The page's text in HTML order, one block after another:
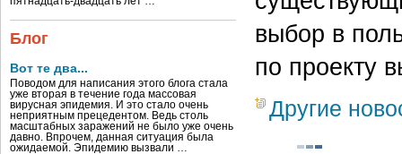
Блог
Вот те два...
Поводом для написания этого блога стала
уже вторая в течение года массовая
вирусная эпидемия. И это стало очень
неприятным прецедентом. Ведь столь
масштабных заражений не было уже очень
давно. Впрочем, данная ситуация была
ожидаемой. Эпидемию вызвали …
выбор в
по проекту
Другие